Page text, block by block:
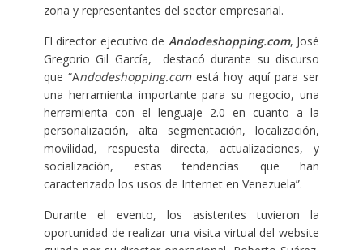
zona y representantes del sector empresarial.
El director ejecutivo de Andodeshopping.com, José
Gregorio Gil García, destacó durante su discurso
que “Andodeshopping.comestá hoy aquí para ser
una herramienta importante para su negocio, una
herramienta con el lenguaje 2.0 en cuanto a la
personalización, alta segmentación, localización,
movilidad, respuesta directa, actualizaciones, y
socialización, estas tendencias que han
caracterizado los usos de Internet en Venezuela”.
Durante el evento, los asistentes tuvieron la
oportunidad de realizar una visita virtual del website